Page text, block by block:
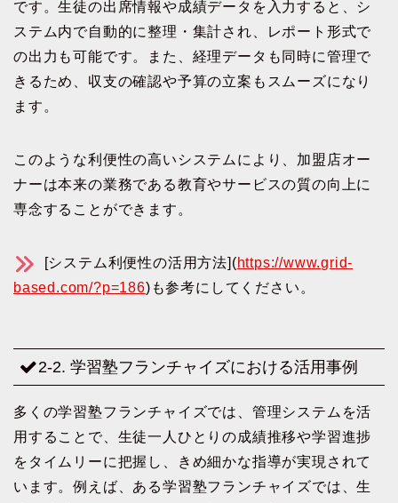
です。生徒の出席情報や成績データを入力すると、シ
ステム内で自動的に整理・集計され、レポート形式で
の出力も可能です。また、経理データも同時に管理で
きるため、収支の確認や予算の立案もスムーズになり
ます。
このような利便性の高いシステムにより、加盟店オー
ナーは本来の業務である教育やサービスの質の向上に
専念することができます。
[システム利便性の活用方法](https://www.grid-
based.com/?p=186)も参考にしてください。
2-2. 学習塾フランチャイズにおける活用事例
多くの学習塾フランチャイズでは、管理システムを活
用することで、生徒一人ひとりの成績推移や学習進捗
をタイムリーに把握し、きめ細かな指導が実現されて
います。例えば、ある学習塾フランチャイズでは、生